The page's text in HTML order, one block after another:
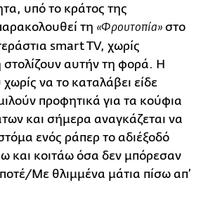
υπό το κράτος της
τη «Φρουτοπία» στο
smart TV, χωρίς
στολίζουν αυτήν τη φορά. Η
να το καταλάβει είδε
προφητικά για τα κούφια
και σήμερα αναγκάζεται να
ενός ράπερ το αδιέξοδό
και κοιτάω όσα δεν μπόρεσαν
Με θλιμμένα μάτια πίσω απ’